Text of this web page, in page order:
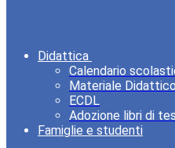
Didattica
Calendario
Materiale Didattico
ECDL
Adozione libri di
Famiglie e studenti